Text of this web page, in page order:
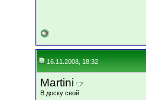
16.11.2008, 18:32
Martini
В доску свой